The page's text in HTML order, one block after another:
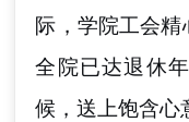
际，学院工会
全院已达退休
候，送上饱含心